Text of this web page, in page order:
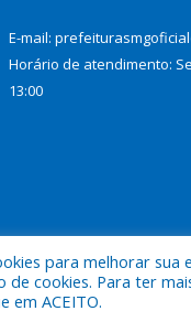
E-mail:
Horário de atendimento:
13:00
para melhorar
cookies. Para ter
em ACEITO.